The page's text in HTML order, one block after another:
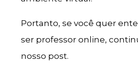
Portanto, se você quer
ser professor online,
nosso post.